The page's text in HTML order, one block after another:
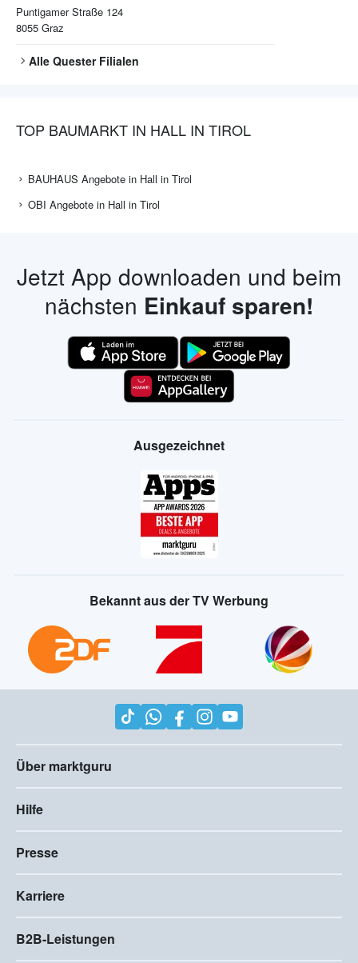
Puntigamer Straße 124
8055 Graz
Alle QuesterFilialen
TOP BAUMARKT IN HALL IN TIROL
BAUHAUS Angebote in Hall in Tirol
OBI Angebote in Hall in Tirol
Jetzt App downloaden und beim
nächsten Einkauf sparen!
Ausgezeichnet
Bekannt aus der TV Werbung
Über marktguru
Hilfe
Presse
Karriere
B2B-Leistungen